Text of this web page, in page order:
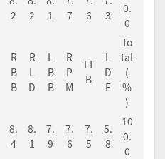
2
2
1
7
6
3
0.
0
R
B
B
R
L
D
L
B
B
R
P
M
LT
B
L
D
E
To
tal
(
%
)
8.
4
8.
1
7.
9
7.
6
7.
5
5.
8
10
0.
0